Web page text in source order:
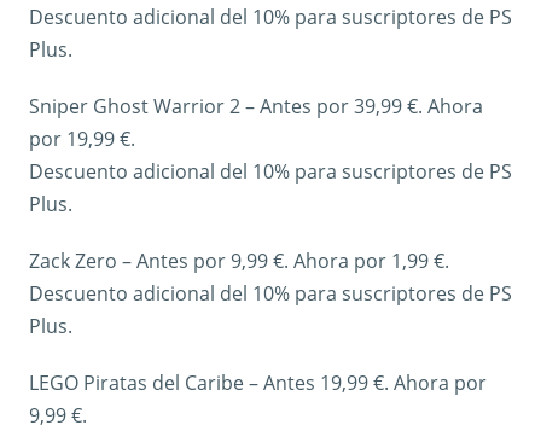
Descuento adicional del 10% para suscriptores de PS
Plus.
Sniper Ghost Warrior 2 – Antes por 39,99 €. Ahora
por 19,99 €.
Descuento adicional del 10% para suscriptores de PS
Plus.
Zack Zero – Antes por 9,99 €. Ahora por 1,99 €.
Descuento adicional del 10% para suscriptores de PS
Plus.
LEGO Piratas del Caribe – Antes 19,99 €. Ahora por
9,99 €.